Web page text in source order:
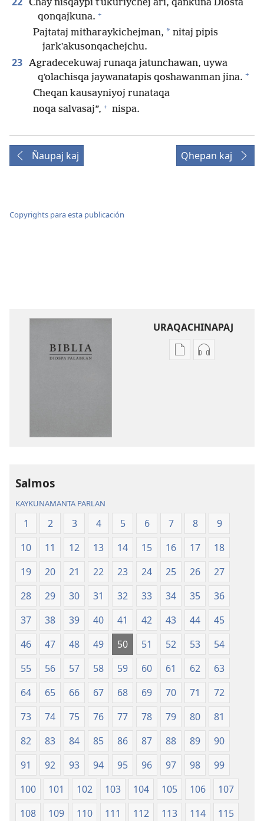
Chay nisqaypi tʼukuriychej ari, qankuna Diosta
qonqajkuna. +
Pajtataj mitharaykichejman, * nitaj pipis
jarkʼakusonqachejchu.
23 Agradecekuwaj runaqa jatunchawan, uywa
qʼolachisqa jaywanatapis qoshawanman jina. +
Cheqan kausayniyoj runataqa
noqa salvasaj”, + nispa.
Ñaupaj kaj Qhepan kaj
Copyrights para esta publicación
URAQACHINAPAJ
Publicacionta
Grabasqata
Salmos
KAYKUNAMANTA PARLAN
1 2 3 4 5 6 7 8
9
10
11 12 13 14 15 16 17
18
19
20 21 22 23 24 25 26
27
28
29 30 31 32 33 34 35
36
37
38 39 40 41 42 43 44
45
46
47 48 49 50 51 52 53
54
55
56 57 58 59 60 61 62
63
64
65 66 67 68 69 70 71
72
73
74 75 76 77 78 79 80
81
82
83 84 85 86 87 88 89
90
91
92 93 94 95 96 97 98
99
100
101 102 103 104 105 106
107
108
109 110 111 112 113 114
115